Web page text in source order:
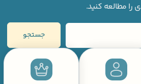
را مطالعه کنید.
جستجو